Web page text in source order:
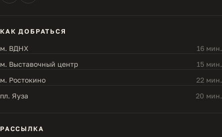
КАК ДОБРАТЬСЯ
м. ВДНХ
16 мин.
м. Выставочный центр
15 мин.
м. Ростокино
22 мин.
пл. Яуза
20 мин.
РАССЫЛКА